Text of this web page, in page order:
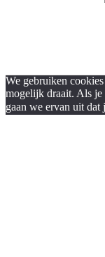
We gebruiken
mogelijk draait. Als je
gaan we ervan uit dat